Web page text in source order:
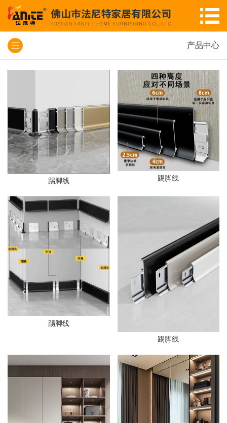
产品中心
踢脚线 踢脚线
踢脚线
踢脚线